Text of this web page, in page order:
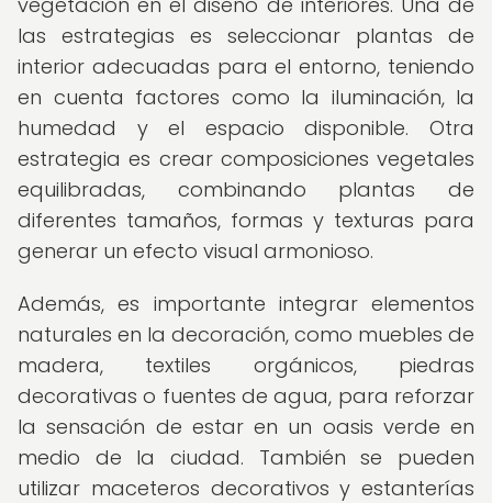
las estrategias es seleccionar plantas de
interior adecuadas para el entorno, teniendo
en cuenta factores como la iluminación, la
humedad y el espacio disponible. Otra
estrategia es crear composiciones vegetales
equilibradas, combinando plantas de
diferentes tamaños, formas y texturas para
generar un efecto visual armonioso.
Además, es importante integrar elementos
naturales en la decoración, como muebles de
madera, textiles orgánicos, piedras
decorativas o fuentes de agua, para reforzar
la sensación de estar en un oasis verde en
medio de la ciudad. También se pueden
utilizar maceteros decorativos y estanterías